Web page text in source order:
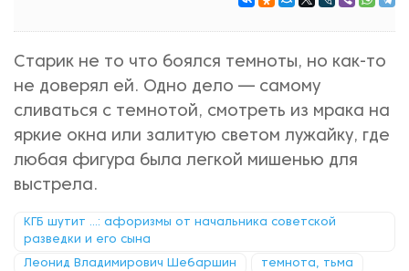
Старик не то что боялся темноты, но как-то
не доверял ей. Одно дело — самому
сливаться с темнотой, смотреть из мрака на
яркие окна или залитую светом лужайку, где
любая фигура была легкой мишенью для
выстрела.
КГБ шутит ...: афоризмы от начальника советской
разведки и его сына
Леонид Владимирович Шебаршин темнота, тьма